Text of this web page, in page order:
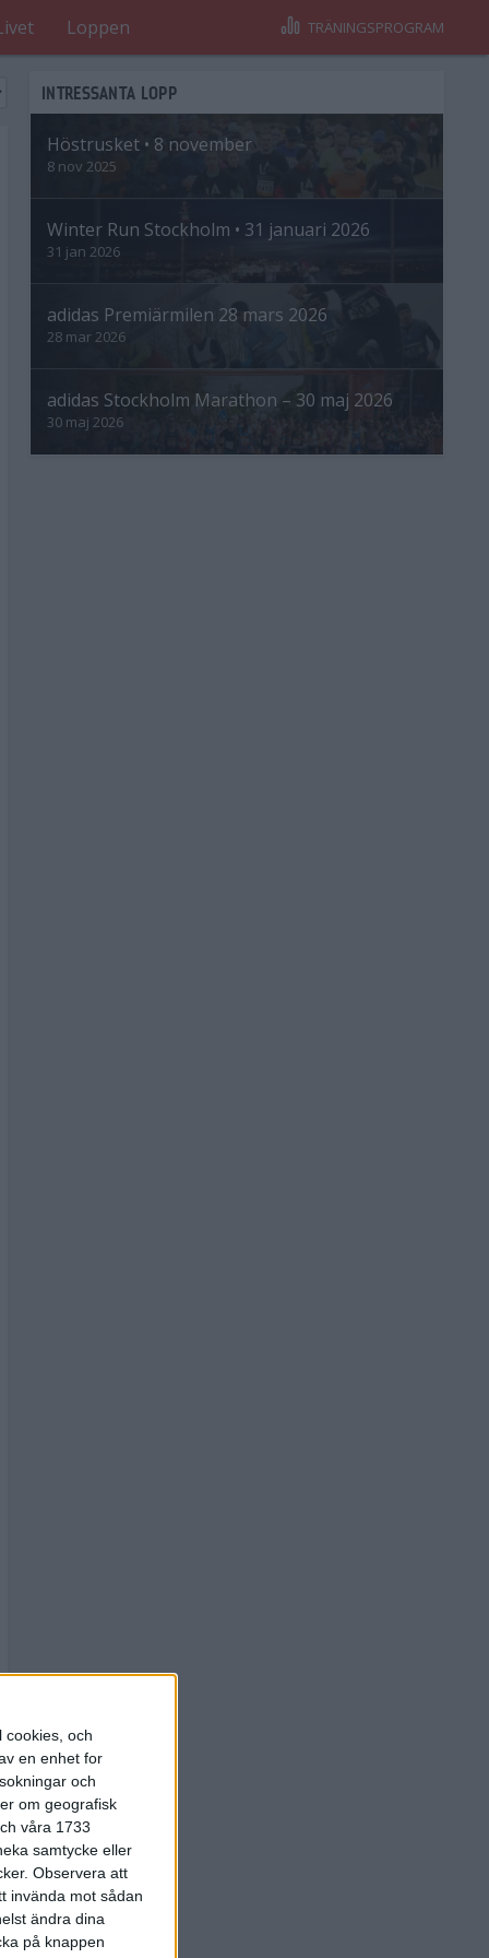
cookies, och
en enhet for
och
om geografisk
våra 1733
samtycke eller
Observera att
invända mot sådan
ändra dina
på knappen
Loppen TRÄNINGSPROGRAM
INTRESSANTA LOPP
Höstrusket • 8 november
8 nov 2025
Winter Run Stockholm • 31 januari 2026
31 jan 2026
adidas Premiärmilen 28 mars 2026
28 mar 2026
adidas Stockholm Marathon – 30 maj 2026
30 maj 2026